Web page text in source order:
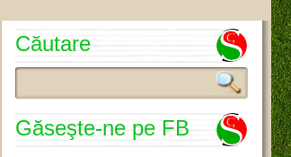
Căutare
Găseşte-ne pe FB